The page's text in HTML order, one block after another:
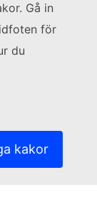
Gå in
för
du
kakor
länk)